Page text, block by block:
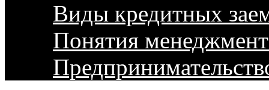
Виды кредитных
Понятия